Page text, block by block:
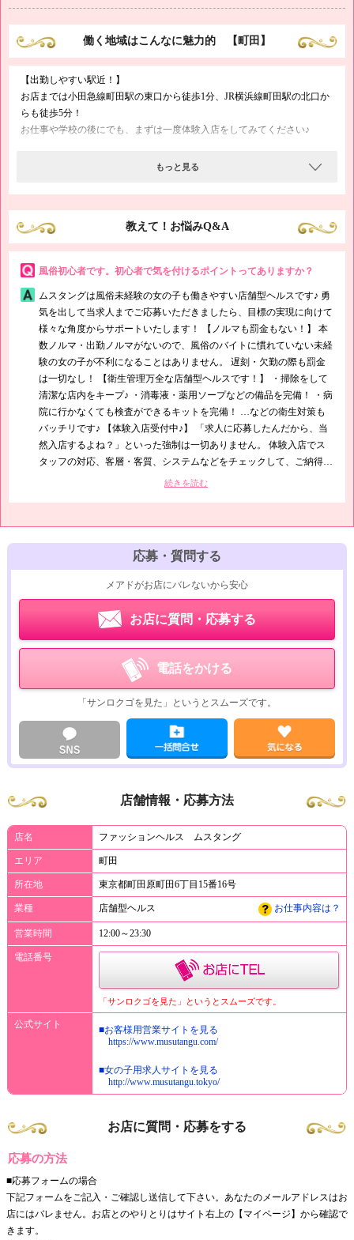
働く地域はこんなに魅力的 【町田】
【出勤しやすい駅近！】
お店までは小田急線町田駅の東口から徒歩1分、JR横浜線町田駅の北口か
らも徒歩5分！
お仕事や学校の後にでも、まずは一度体験入店をしてみてください♪
元の方まで、集客も圧倒的！
23区の風俗街にも負けない、大きな可能性を秘めているのです♪
もっと見る
教えて！お悩みQ&A
風俗初心者です。初心者で気を付けるポイントってありますか？
ムスタングは風俗未経験の女の子も働きやすい店舗型ヘルスです♪ 勇
気を出して当求人までご応募いただきましたら、目標の実現に向けて
様々な角度からサポートいたします！ 【ノルマも罰金もない！】 本
数ノルマ・出勤ノルマがないので、風俗のバイトに慣れていない未経
験の女の子が不利になることはありません。 遅刻・欠勤の際も罰金
は一切なし！ 【衛生管理万全な店舗型ヘルスです！】 ・掃除をして
清潔な店内をキープ♪ ・消毒液・薬用ソープなどの備品を完備！ ・病
院に行かなくても検査ができるキットを完備！ …などの衛生対策も
バッチリです♪ 【体験入店受付中♪】 「求人に応募したんだから、当
然入店するよね？」といった強制は一切ありません。 体験入店でス
タッフの対応、客層・客質、システムなどをチェックして、ご納得…
続きを読む
応募・質問する
メアドがお店にバレないから安心
お店に質問・応募する
電話をかける
「サンロクゴを見た」というとスムーズです。
店舗情報・応募方法
店名 ファッションヘルス ムスタング
エリア 町田
所在地 東京都町田原町田6丁目15番16号
業種 店舗型ヘルス お仕事内容は？
営業時間 12:00～23:30
電話番号
「サンロクゴを見た」というとスムーズです。
公式サイト
■お客様用営業サイトを見る
https://www.musutangu.com/
■女の子用求人サイトを見る
http://www.musutangu.tokyo/
お店に質問・応募をする
応募の方法
■応募フォームの場合
下記フォームをご記入・ご確認し送信して下さい。あなたのメールアドレスはお
店にはバレません。お店とのやりとりはサイト右上の【マイページ】から確認で
きます。